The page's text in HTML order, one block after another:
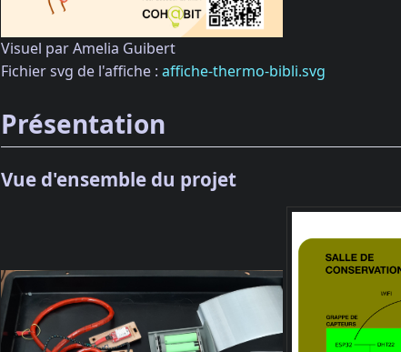
Visuel par Amelia Guibert
Fichier svg de l'affiche : affiche-thermo-bibli.svg
Présentation
Vue d'ensemble du projet